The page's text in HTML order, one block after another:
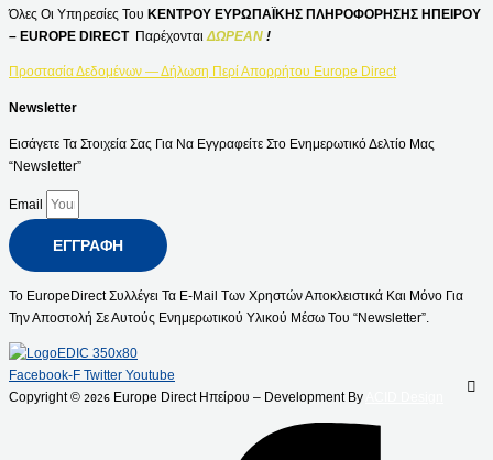
Όλες Οι Υπηρεσίες Του ΚΕΝΤΡΟΥ ΕΥΡΩΠΑΪΚΗΣ ΠΛΗΡΟΦΟΡΗΣΗΣ ΗΠΕΙΡΟΥ
– EUROPE DIRECT Παρέχονται ΔΩΡΕΑΝ !
Προστασία Δεδομένων — Δήλωση Περί Απορρήτου Europe Direct
Newsletter
Εισάγετε Τα Στοιχεία Σας Για Να Εγγραφείτε Στο Ενημερωτικό Δελτίο Μας
“Newsletter”
Email
ΕΓΓΡΑΦΉ
Το EuropeDirect Συλλέγει Τα E-Mail Των Χρηστών Αποκλειστικά Και Μόνο Για
Την Αποστολή Σε Αυτούς Ενημερωτικού Υλικού Μέσω Του “Newsletter”.
Facebook-F Twitter Youtube
Copyright © 2026 Europe Direct Ηπείρου – Development By